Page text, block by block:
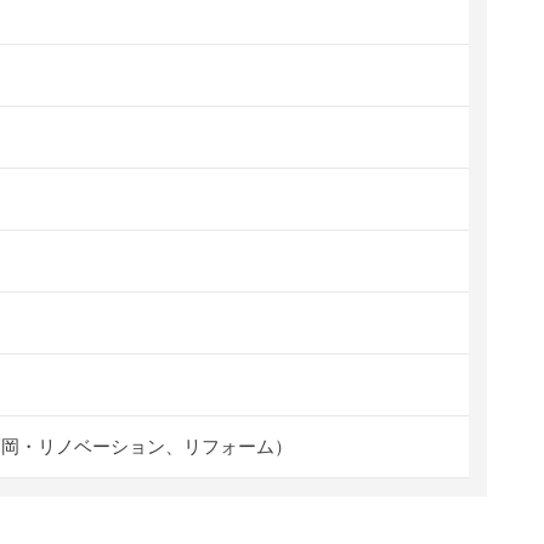
・リノベーション、リフォーム）